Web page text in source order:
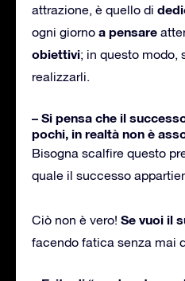
attrazione, è quello di
ogni giorno a pensare
obiettivi; in questo modo,
realizzarli.
– Si pensa che il
pochi, in realtà non è
Bisogna scalfire questo
quale il successo
Ciò non è vero! Se vuoi il
facendo fatica senza mai